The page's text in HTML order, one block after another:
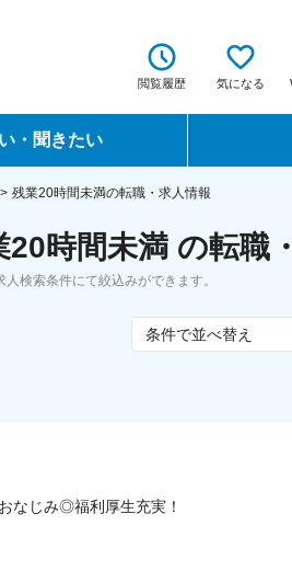
閲覧履歴 気になる
・聞きたい
転職フェア
残業20時間未満の転職・求人情報
時間未満 の転職
検索条件にて絞込みができます。
条件で並べ替え
なじみ◎福利厚生充実！